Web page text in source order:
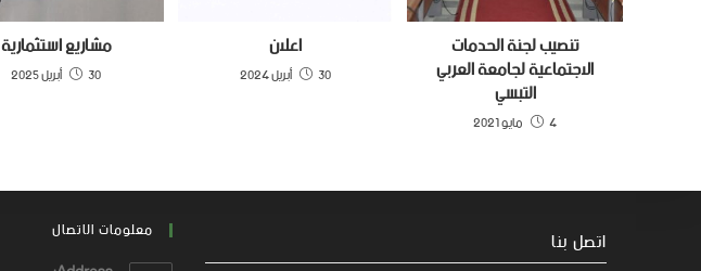
مشاريع استثمارية
30 أبريل 2025
اعلان
30 أبريل 2024
تنصيب لجنة الحدمات
الاجتماعية لجامعة العربي
التبسي
4 مايو 2021
اتصل بنا
معلومات الاتصال